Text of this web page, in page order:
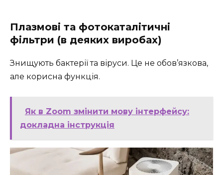
Плазмові та фотокаталітичні
фільтри (в деяких виробах)
Знищують бактерії та віруси. Це не обов’язкова,
але корисна функція.
Як в Zoom змінити мову інтерфейсу:
докладна інструкція